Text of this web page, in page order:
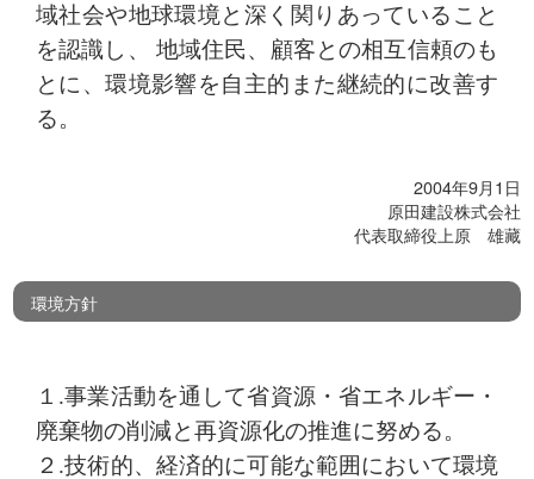
域社会や地球環境と深く関りあっていること
を認識し、 地域住民、顧客との相互信頼のも
とに、環境影響を自主的また継続的に改善す
る。
2004年9月1日
原田建設株式会社
代表取締役上原 雄藏
環境方針
１.事業活動を通して省資源・省エネルギー・
廃棄物の削減と再資源化の推進に努める。
２.技術的、経済的に可能な範囲において環境